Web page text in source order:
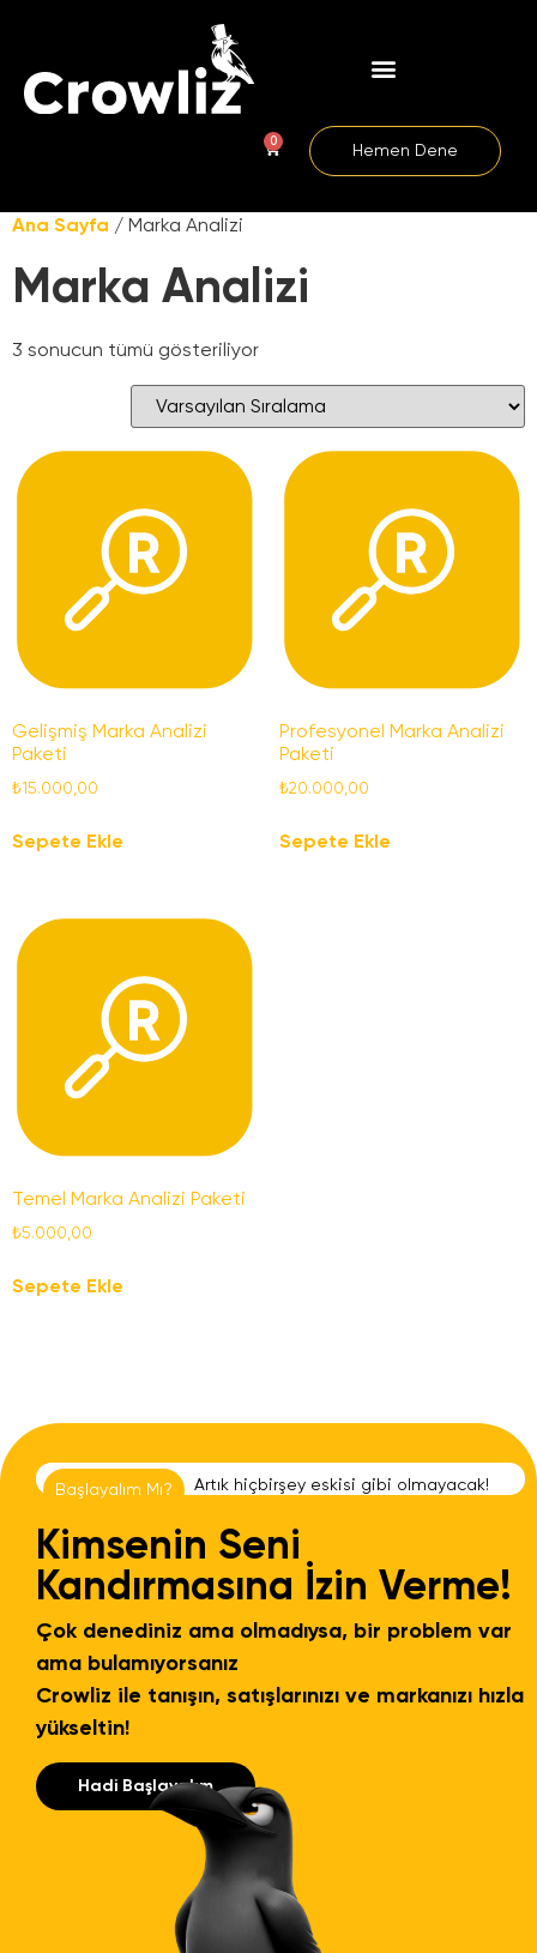
Hemen Dene
0
Ana Sayfa / Marka Analizi
Marka Analizi
3 sonucun tümü gösteriliyor
Gelişmiş Marka Analizi
Paketi
₺15.000,00
Sepete Ekle
Profesyonel Marka Analizi
Paketi
₺20.000,00
Sepete Ekle
Temel Marka Analizi Paketi
₺5.000,00
Sepete Ekle
Başlayalım Mı? Artı k hiçbirşey es kisi gi bi o mayaca k!
Kimsenin Seni
Kandırmasına İzin Verme!
Çok denediniz ama olmadıysa, bir problem var
ama bulamıyorsanız
Crowliz ile tanışın, satışlarınızı ve markanızı hızla
yükseltin!
Hadi Başlayalım